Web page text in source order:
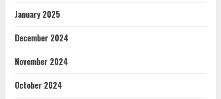
January 2025
December 2024
November 2024
October 2024